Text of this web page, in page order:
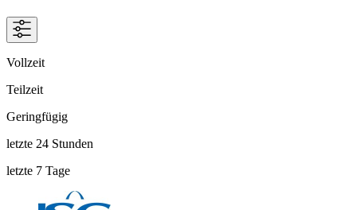
Vollzeit
Teilzeit
Geringfügig
letzte 24 Stunden
letzte 7 Tage